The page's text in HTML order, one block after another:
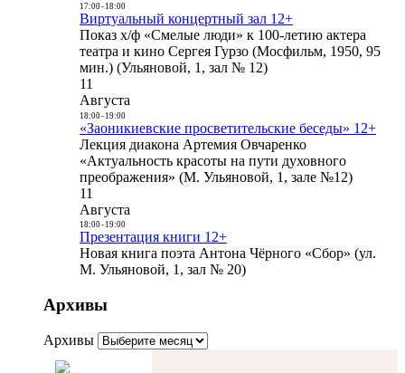
17:00- 18:00
Виртуальный концертный зал 12+
Показ х/ф «Смелые люди» к 100-летию актера
театра и кино Сергея Гурзо (Мосфильм, 1950, 95
мин.) (Ульяновой, 1, зал № 12)
11
Августа
18:00- 19:00
«Заоникиевские просветительские беседы» 12+
Лекция диакона Артемия Овчаренко
«Актуальность красоты на пути духовного
преображения» (М. Ульяновой, 1, зале №12)
11
Августа
18:00- 19:00
Презентация книги 12+
Новая книга поэта Антона Чёрного «Сбор» (ул.
М. Ульяновой, 1, зал № 20)
Архивы
Архивы